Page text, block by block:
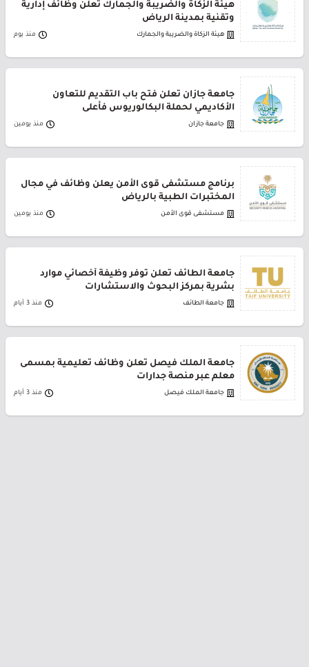
هيئة الزكاة والضريبة والجمارك تعلن وظائف إدارية
وتقنية بمدينة الرياض
هيئة الزكاة والضريبة والجمارك منذ يوم
جامعة جازان تعلن فتح باب التقديم للتعاون
الأكاديمي لحملة البكالوريوس فأعلى
جامعة جازان منذ يومين
برنامج مستشفى قوى الأمن يعلن وظائف في مجال
المختبرات الطبية بالرياض
مستشفى قوى الأمن منذ يومين
جامعة الطائف تعلن توفر وظيفة أخصائي موارد
بشرية بمركز البحوث والاستشارات
جامعة الطائف منذ 3 أيام
جامعة الملك فيصل تعلن وظائف تعليمية بمسمى
معلم عبر منصة جدارات
جامعة الملك فيصل منذ 3 أيام